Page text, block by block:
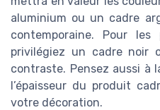
aluminium ou un cadre
contemporaine. Pour
privilégiez un cadre noir
contraste. Pensez aussi à
l’épaisseur du produit
votre décoration.